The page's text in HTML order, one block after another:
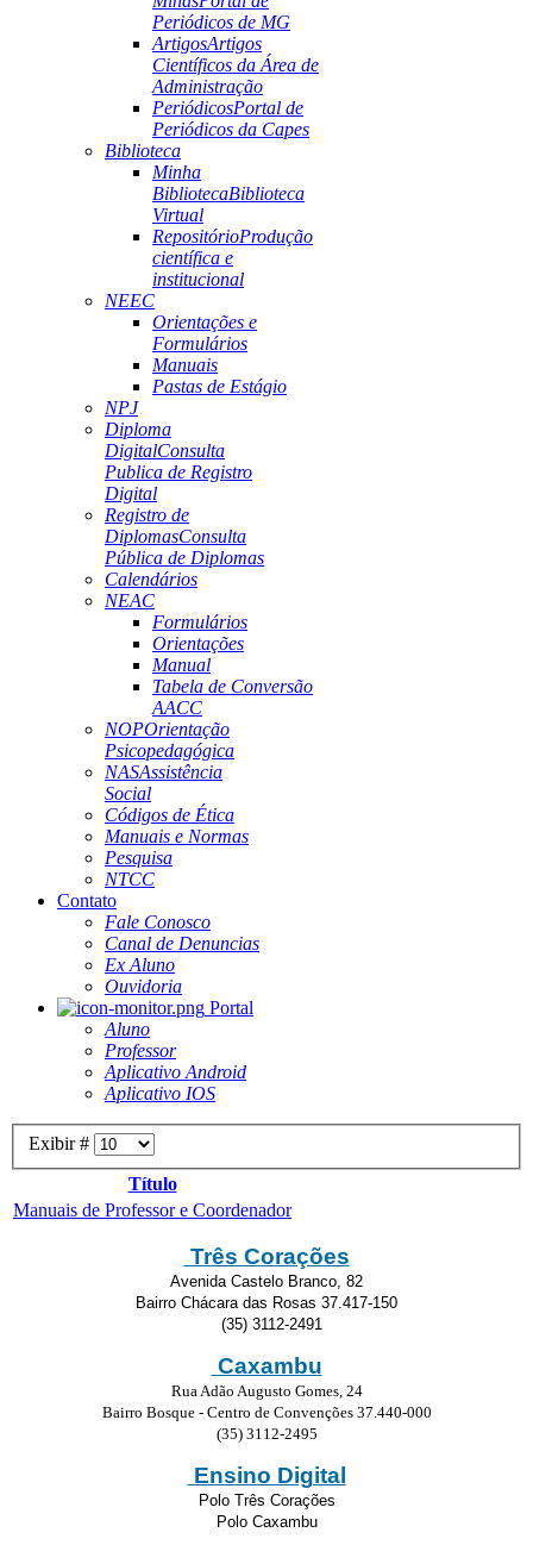
Periódicos de MG
ArtigosArtigos
Científicos da Área de
Administração
PeriódicosPortal de
Periódicos da Capes
Biblioteca
Minha
BibliotecaBiblioteca
Virtual
RepositórioProdução
científica e
institucional
NEEC
Orientações e
Formulários
Manuais
Pastas de Estágio
NPJ
Diploma
DigitalConsulta
Publica de Registro
Digital
Registro de
DiplomasConsulta
Pública de Diplomas
Calendários
NEAC
Formulários
Orientações
Manual
Tabela de Conversão
AACC
NOPOrientação
Psicopedagógica
NASAssistência
Social
Códigos de Ética
Manuais e Normas
Pesquisa
NTCC
Contato
Fale Conosco
Canal de Denuncias
Ex Aluno
Ouvidoria
Portal
Aluno
Professor
Aplicativo Android
Aplicativo IOS
Exibir #
Título
Manuais de Professor e Coordenador
Três Corações
Avenida Castelo Branco, 82
Bairro Chácara das Rosas 37.417-150
(35) 3112-2491
Caxambu
Rua Adão Augusto Gomes, 24
Bairro Bosque - Centro de Convenções 37.440-000
(35) 3112-2495
Ensino Digital
Polo Três Corações
Polo Caxambu